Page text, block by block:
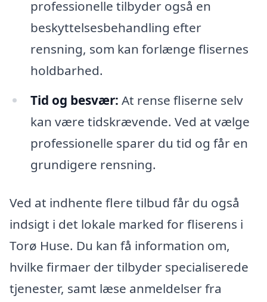
professionelle tilbyder også en
beskyttelsesbehandling efter
rensning, som kan forlænge flisernes
holdbarhed.
Tid og besvær: At rense fliserne selv
kan være tidskrævende. Ved at vælge
professionelle sparer du tid og får en
grundigere rensning.
Ved at indhente flere tilbud får du også
indsigt i det lokale marked for fliserens i
Torø Huse. Du kan få information om,
hvilke firmaer der tilbyder specialiserede
tjenester, samt læse anmeldelser fra